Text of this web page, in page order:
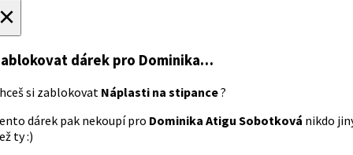
dárek pro Dominika…
si zablokovat Náplasti na stipance?
dárek pak nekoupí pro Dominika Atigu Sobotková nikdo
ty :)